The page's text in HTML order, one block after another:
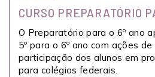
CURSO PREPARATÓRIO
O Preparatório para o 6º ano
5º para o 6º ano com ações
participação dos alunos em
para colégios federais.